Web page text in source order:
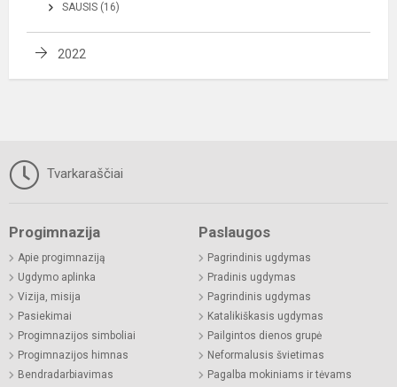
SAUSIS (16)
2022
Tvarkaraščiai
Progimnazija
Apie progimnaziją
Ugdymo aplinka
Vizija, misija
Pasiekimai
Progimnazijos simboliai
Progimnazijos himnas
Bendradarbiavimas
Paslaugos
Pagrindinis ugdymas
Pradinis ugdymas
Pagrindinis ugdymas
Katalikiškasis ugdymas
Pailgintos dienos grupė
Neformalusis švietimas
Pagalba mokiniams ir tėvams